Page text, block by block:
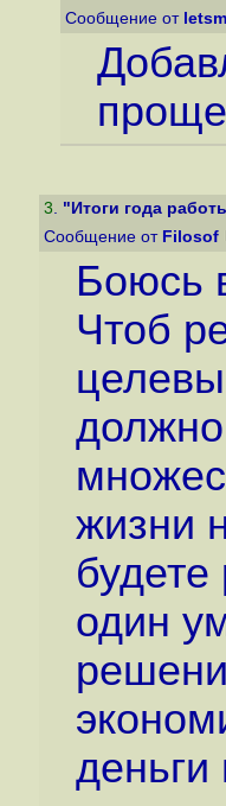
Сообщение от
3. "Итоги года
Сообщение от Filosof
Боюсь
Чтоб
жизни
один
деньги